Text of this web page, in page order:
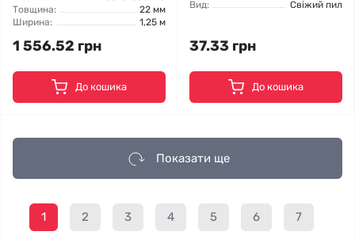
Товщина:
22 мм
Ширина:
1,25 м
1 556.52 грн
До кошика
Вид:
Свіжий пил
37.33 грн
До кошика
Показати ще
1 2 3 4 5 6 7